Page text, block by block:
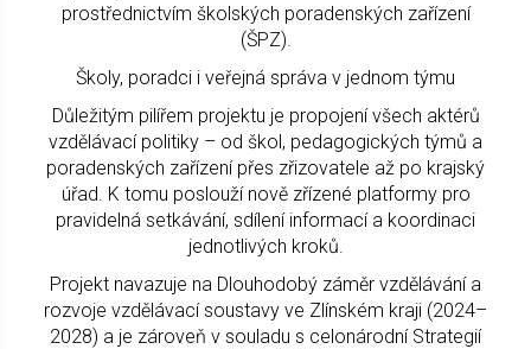
prostřednictvím školských poradenských zařízení
(ŠPZ).
Školy, poradci i veřejná správa v jednom týmu
Důležitým pilířem projektu je propojení všech aktérů
vzdělávací politiky – od škol, pedagogických týmů a
poradenských zařízení přes zřizovatele až po krajský
úřad. K tomu poslouží nově zřízené platformy pro
pravidelná setkávání, sdílení informací a koordinaci
jednotlivých kroků.
Projekt navazuje na Dlouhodobý záměr vzdělávání a
rozvoje vzdělávací soustavy ve Zlínském kraji (2024–
2028) a je zároveň v souladu s celonárodní Strategií